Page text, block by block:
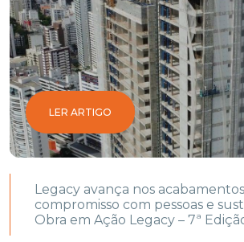
LER ARTIGO
Legacy avança nos
compromisso com pessoas e
Obra em Ação Legacy – 7ª